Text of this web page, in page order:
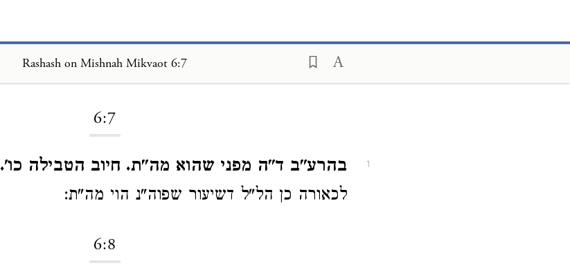
Rashash on Mishnah Mikvaot 6:7
6:7
1 בהרע"ב ד"ה מפני שהוא מה"ת. חיוב הטבילה כו'.
לכאורה כן הל"ל דשיעור שפוה"נ הוי מה"ת:
6:8